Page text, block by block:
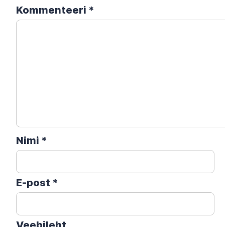
Kommenteeri *
Nimi *
E-post *